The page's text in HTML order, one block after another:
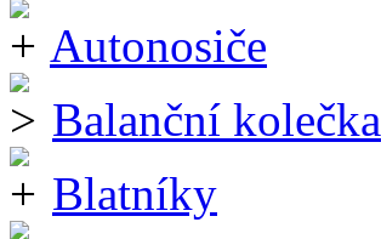
Autonosiče
Balanční kolečka
Blatníky